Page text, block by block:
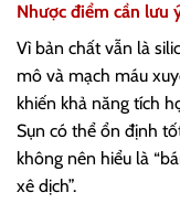
Nhược điểm cần lưu
Vì bản chất vẫn là
mô và mạch máu
khiến khả năng tích
Sụn có thể ổn định
không nên hiểu là
xê dịch”.